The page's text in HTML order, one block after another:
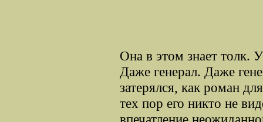
Она в этом знает толк.
Даже генерал. Даже
затерялся, как роман
тех пор его никто не
впечатление